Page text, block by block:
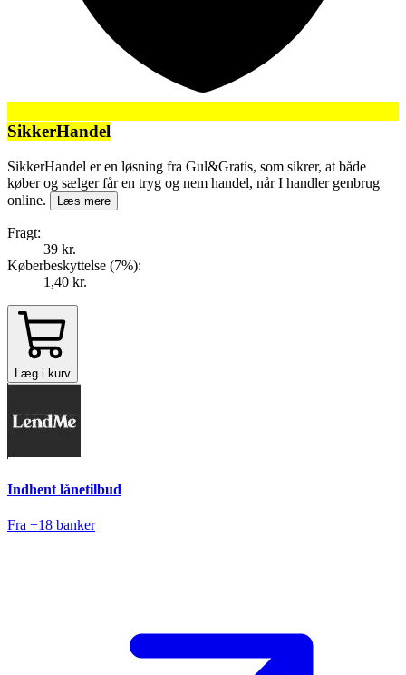
SikkerHandel
SikkerHandel er en løsning fra Gul&Gratis, som sikrer, at både
køber og sælger får en tryg og nem handel, når I handler genbrug
online.
Læs mere
Fragt:
39 kr.
Køberbeskyttelse (7%):
1,40 kr.
Læg i kurv
Indhent lånetilbud
Fra +18 banker